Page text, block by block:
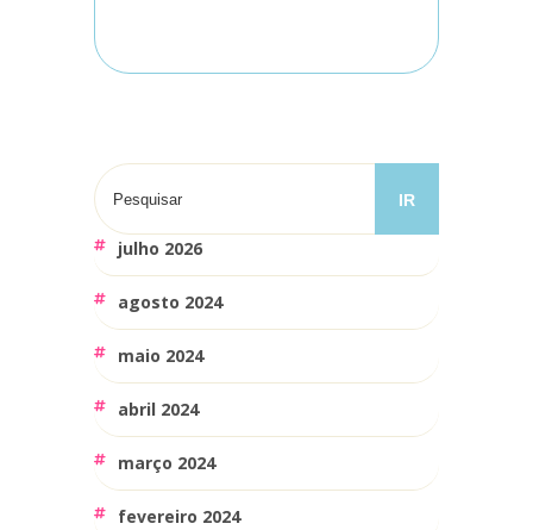
julho 2026
agosto 2024
maio 2024
abril 2024
março 2024
fevereiro 2024